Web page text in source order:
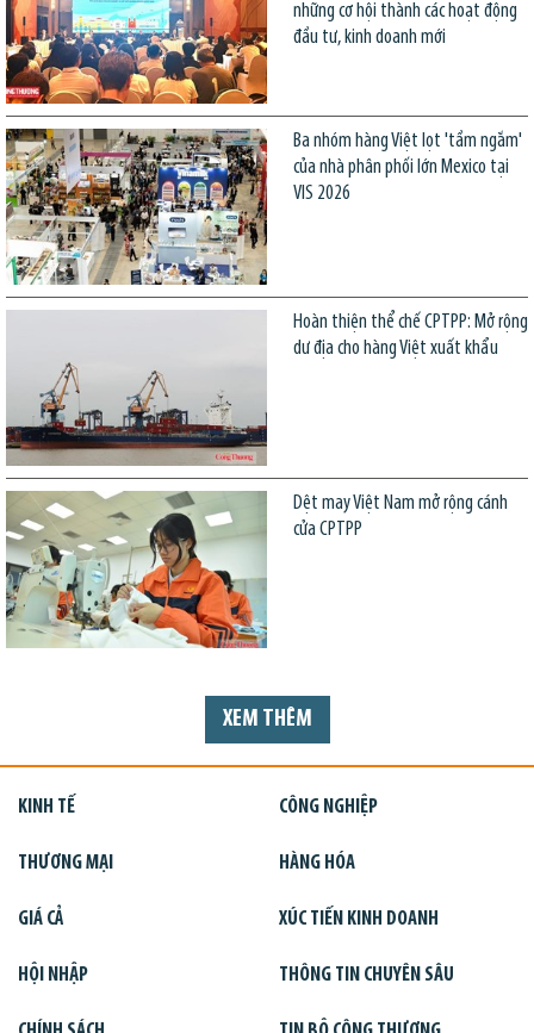
những cơ hội thành các hoạt động
đầu tư, kinh doanh mới
Ba nhóm hàng Việt lọt 'tầm ngắm'
của nhà phân phối lớn Mexico tại
VIS 2026
Hoàn thiện thể chế CPTPP: Mở rộng
dư địa cho hàng Việt xuất khẩu
Dệt may Việt Nam mở rộng cánh
cửa CPTPP
XEM THÊM
KINH TẾ CÔNG NGHIỆP
THƯƠNG MẠI HÀNG HÓA
GIÁ CẢ XÚC TIẾN KINH DOANH
HỘI NHẬP THÔNG TIN CHUYÊN SÂU